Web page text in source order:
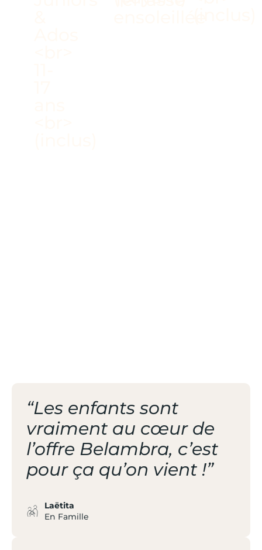
“Les enfants sont
vraiment au cœur de
l’offre Belambra, c’est
pour ça qu’on vient !”
Laëtita
En Famille